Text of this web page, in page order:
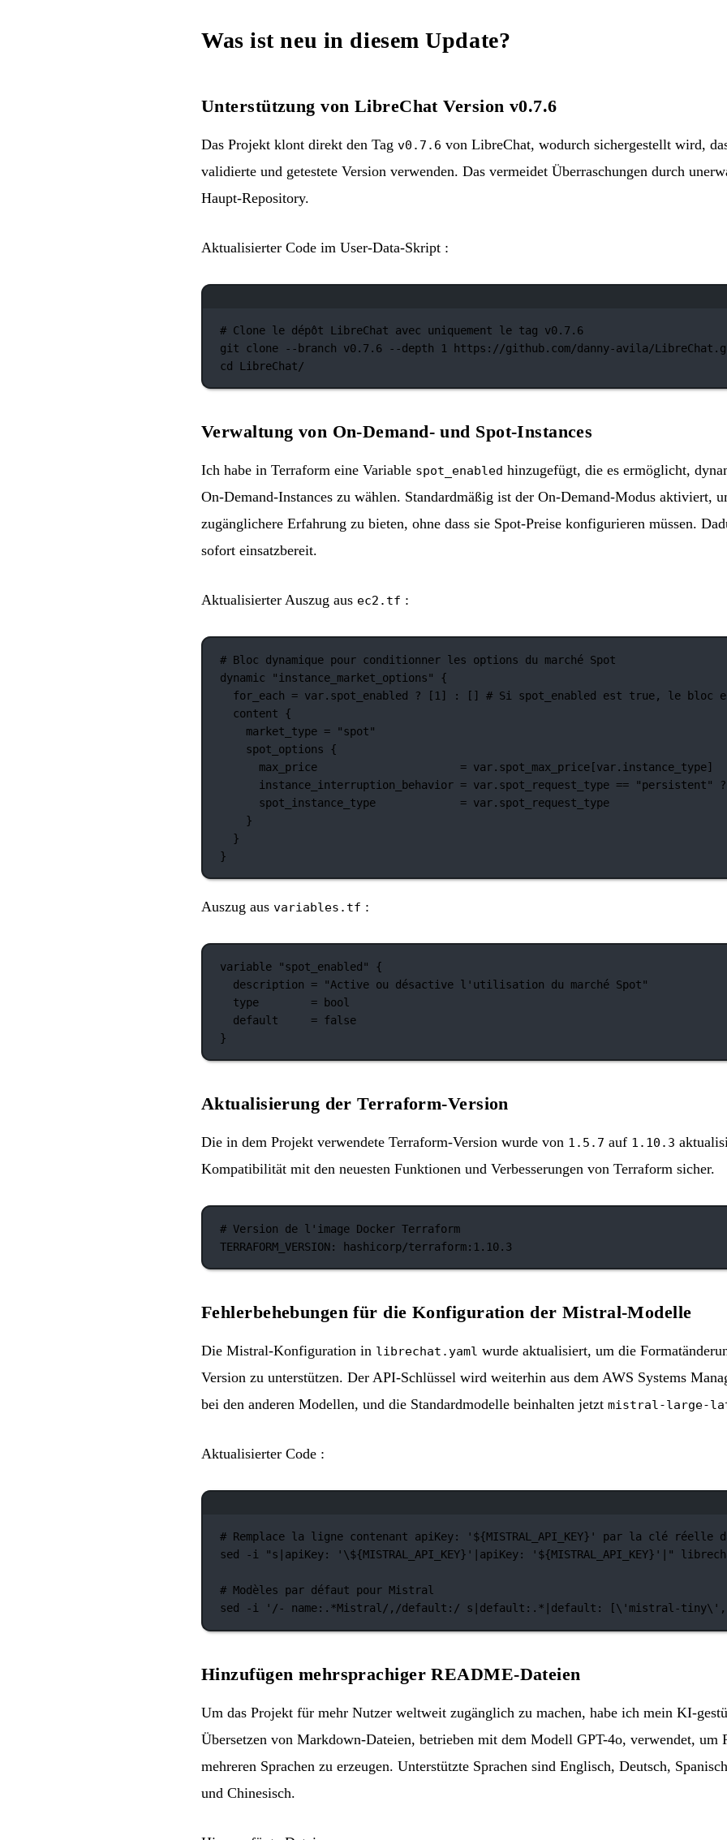
Was ist neu in diesem Update?
Unterstützung von LibreChat Version v0.7.6
Das Projekt klont direkt den Tag v0.7.6 von LibreChat, wodurch sichergestellt wird,
validierte und getestete Version verwenden. Das vermeidet Überraschungen durch
Haupt-Repository.
Aktualisierter Code im User-Data-Skript :
# Clone le dépôt LibreChat avec uniquement le tag v0.7.6
git
clone --branch v0.7.6 --depth 1
https://github.com/danny-avila/
cd
LibreChat/
Verwaltung von On-Demand- und Spot-Instances
Ich habe in Terraform eine Variable spot_enabled hinzugefügt, die es ermöglicht,
On-Demand-Instances zu wählen. Standardmäßig ist der On-Demand-Modus aktiviert,
zugänglichere Erfahrung zu bieten, ohne dass sie Spot-Preise konfigurieren müssen.
sofort einsatzbereit.
Aktualisierter Auszug aus ec2.tf :
# Bloc dynamique pour conditionner les options du marché Spot
dynamic
"instance_market_options"
{
for_each = var. spot_enabled ? [ 1 ] : [] # Si spot_enabled est true, le bloc
content {
market_type =
"spot"
spot_options {
max_price
= var. spot_max_price[var. instance_type]
instance_interruption_behavior = var. spot_request_type == "persistent" ?
spot_instance_type
= var. spot_request_type
}
}
}
Auszug aus variables.tf :
variable "spot_enabled"
{
description =
"Active ou désactive l'utilisation du marché Spot"
type
=
bool
default
= false
}
Aktualisierung der Terraform-Version
Die in dem Projekt verwendete Terraform-Version wurde von 1.5.7 auf 1.10.3
Kompatibilität mit den neuesten Funktionen und Verbesserungen von Terraform sicher.
# Version de l'image Docker Terraform
TERRAFORM_VERSION: hashicorp/terraform:1.10.3
Fehlerbehebungen für die Konfiguration der Mistral-Modelle
Die Mistral-Konfiguration in librechat.yaml wurde aktualisiert, um die
Version zu unterstützen. Der API-Schlüssel wird weiterhin aus dem AWS Systems
bei den anderen Modellen, und die Standardmodelle beinhalten jetzt mistral-large-
Aktualisierter Code :
# Remplace la ligne contenant apiKey: '${MISTRAL_API_KEY}' par la clé réelle
sed
-i "s|apiKey: ' \${MISTRAL_API_KEY}'|apiKey: '${MISTRAL_API_KEY}'|"
# Modèles par défaut pour Mistral
sed
-i '/- name:.*Mistral/,/default:/ s|default:.*|default: [\'mistral-tiny\' ,
Hinzufügen mehrsprachiger README-Dateien
Um das Projekt für mehr Nutzer weltweit zugänglich zu machen, habe ich mein KI-
Übersetzen von Markdown-Dateien, betrieben mit dem Modell GPT-4o, verwendet, um
mehreren Sprachen zu erzeugen. Unterstützte Sprachen sind Englisch, Deutsch,
und Chinesisch.